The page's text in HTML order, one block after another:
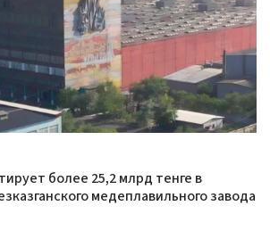
более 25,2 млрд тенге в
медеплавильного завода